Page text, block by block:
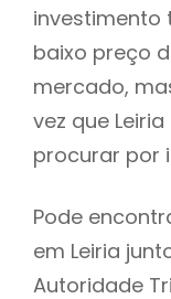
baixo preço
mercado,
vez que
procurar por
Pode
em Leiria
Autoridade